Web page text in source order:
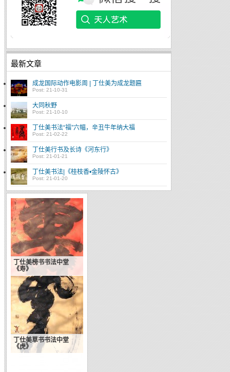
最新文章
成龙国际动作电影周 | 丁仕美为成龙题匾
Post: 21-10-31
大同秋野
Post: 21-10-10
丁仕美书法“福”六幅，辛丑牛年纳大福
Post: 21-02-22
丁仕美行书及长诗《河东行》
Post: 21-01-21
丁仕美书法|《桂枝香•金陵怀古》
Post: 21-01-20
文怀沙现身武汉 自嘲：
我是什么大师？狗屁！
丁仕美榜书书法中堂
《寿》
丁仕美草书书法中堂
《虎》
成功靠天靠地靠自己(俞
敏洪）